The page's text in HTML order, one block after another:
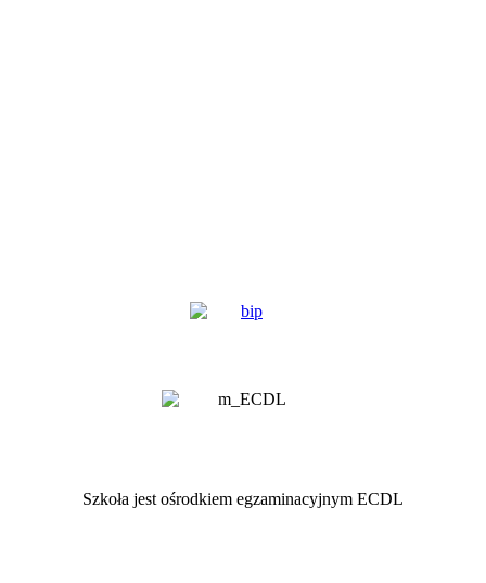
Szkoła jest ośrodkiem egzaminacyjnym ECDL